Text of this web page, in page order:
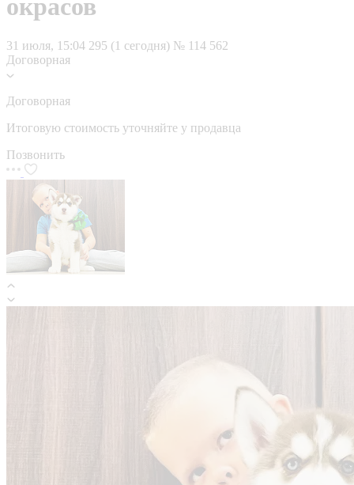
окрасов
31 июля, 15:04 295 (1 сегодня) № 114 562
Договорная
Договорная
Итоговую стоимость уточняйте у продавца
Позвонить